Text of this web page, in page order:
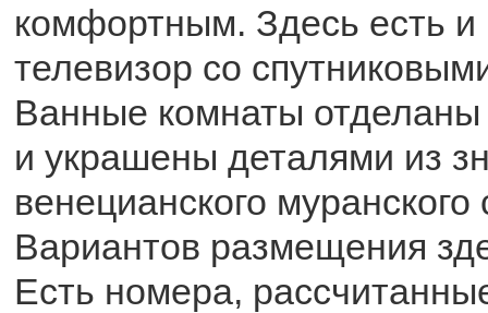
комфортным. Здесь есть и
телевизор со
Ванные комнаты
и украшены деталями из
венецианского муранского
Вариантов размещения
Есть номера,